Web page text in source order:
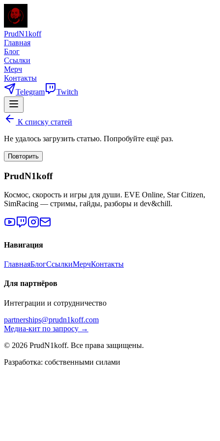
PrudN1koff
Главная
Блог
Ссылки
Мерч
Контакты
Telegram
Twitch
К списку статей
Не удалось загрузить статью. Попробуйте ещё раз.
Повторить
PrudN1koff
Космос, скорость и игры для души. EVE Online, Star Citizen,
SimRacing — стримы, гайды, разборы и dev&chill.
Навигация
ГлавнаяБлогСсылкиМерчКонтакты
Для партнёров
Интеграции и сотрудничество
partnerships@prudn1koff.com
Медиа-кит по запросу →
© 2026 PrudN1koff. Все права защищены.
Разработка: собственными силами